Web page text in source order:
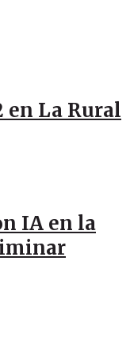
en La Rural
IA en la